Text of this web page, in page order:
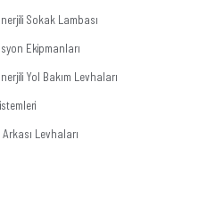
Sokak Lambası
Ekipmanları
Yol Bakım Levhaları
Levhaları